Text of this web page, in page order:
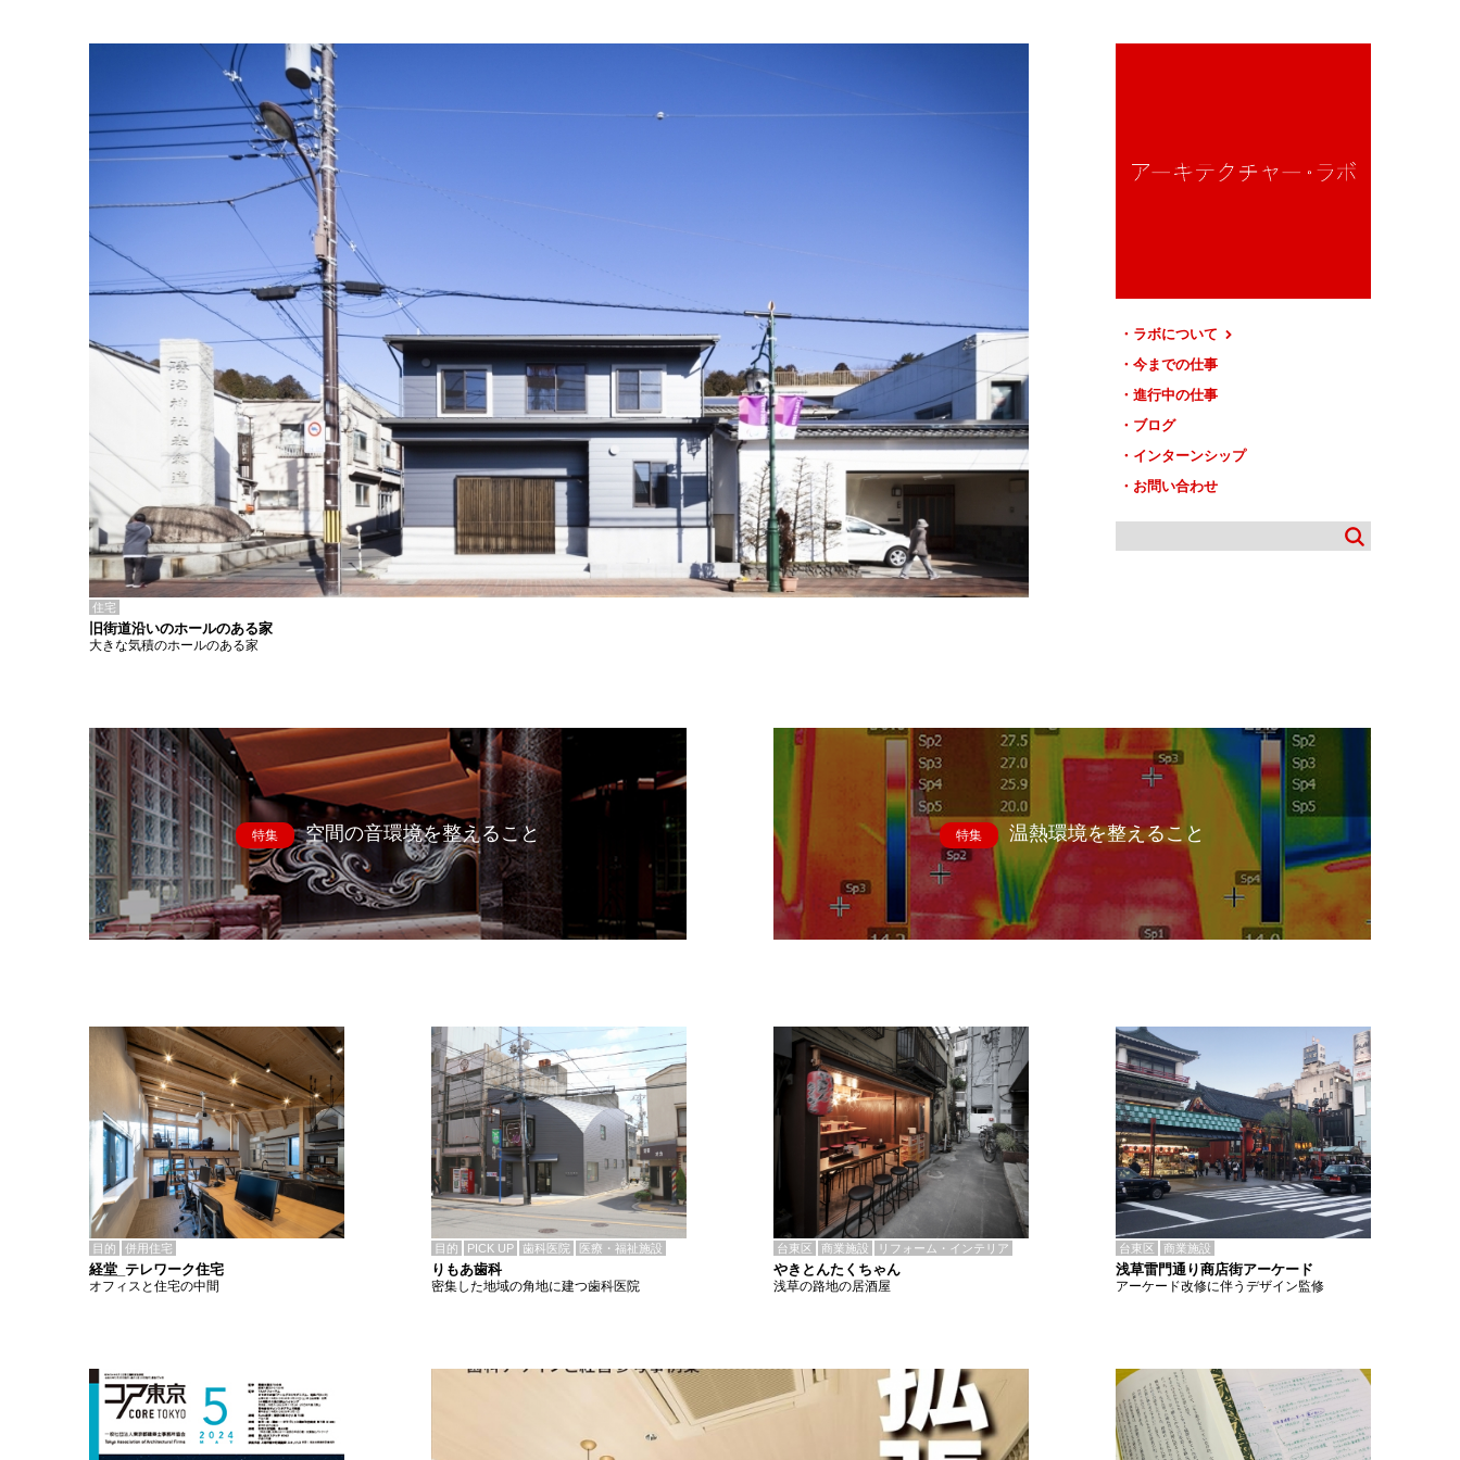
ラボについて
今までの仕事
進行中の仕事
ブログ
インターンシップ
お問い合わせ
住宅
旧街道沿いのホールのある家
大きな気積のホールのある家
特集 空間の音環境を整えること 特集 温熱環境を整えること
目的 併用住宅
経堂_テレワーク住宅
オフィスと住宅の中間
目的 PICK UP 歯科医院 医療・福祉施設
りもあ歯科
密集した地域の角地に建つ歯科医院
台東区 商業施設 リフォーム・インテリア
やきとんたくちゃん
浅草の路地の居酒屋
台東区 商業施設
浅草雷門通り商店街アーケード
アーケード改修に伴うデザイン監修